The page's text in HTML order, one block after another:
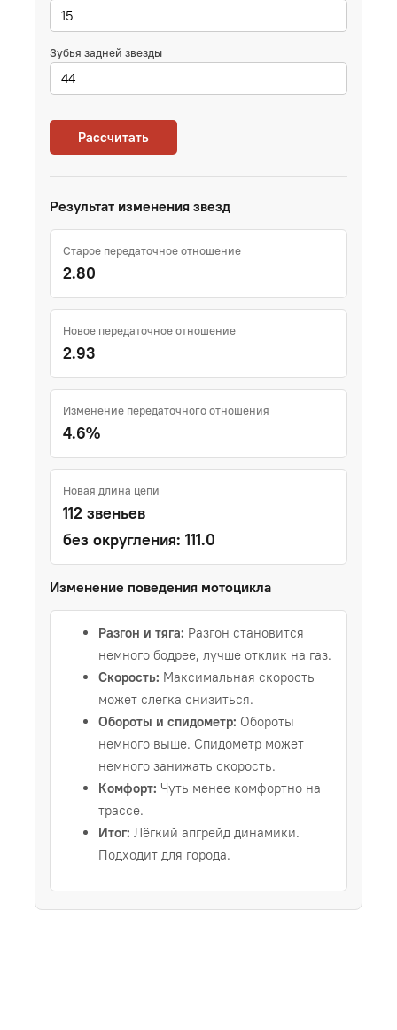
Зубья задней звезды
Рассчитать
Результат изменения звезд
Старое передаточное отношение
2.80
Новое передаточное отношение
2.93
Изменение передаточного отношения
4.6%
Новая длина цепи
112 звеньев
без округления: 111.0
Изменение поведения мотоцикла
Разгон и тяга: Разгон становится
немного бодрее, лучше отклик на газ.
Скорость: Максимальная скорость
может слегка снизиться.
Обороты и спидометр: Обороты
немного выше. Спидометр может
немного занижать скорость.
Комфорт: Чуть менее комфортно на
трассе.
Итог: Лёгкий апгрейд динамики.
Подходит для города.